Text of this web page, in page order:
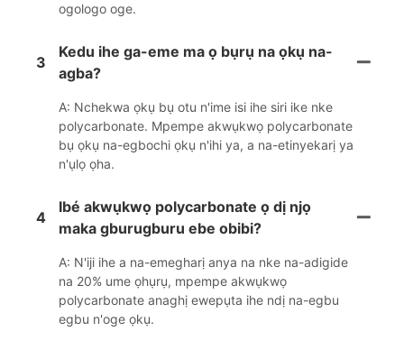
ogologo oge.
3
Kedu ihe ga-eme ma ọ bụrụ na ọkụ na-
agba?
A: Nchekwa ọkụ bụ otu n'ime isi ihe siri ike nke
polycarbonate. Mpempe akwụkwọ polycarbonate
bụ ọkụ na-egbochi ọkụ n'ihi ya, a na-etinyekarị ya
n'ụlọ ọha.
4
Ibé akwụkwọ polycarbonate ọ dị njọ
maka gburugburu ebe obibi?
A: N'iji ihe a na-emegharị anya na nke na-adigide
na 20% ume ọhụrụ, mpempe akwụkwọ
polycarbonate anaghị ewepụta ihe ndị na-egbu
egbu n'oge ọkụ.